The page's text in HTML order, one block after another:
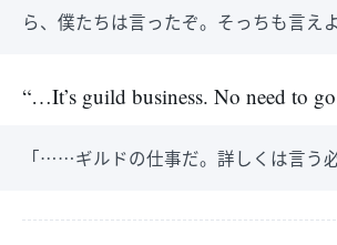
ら、僕たちは言ったぞ。そっちも言えよ
“…It’s guild business. No need to
「……ギルドの仕事だ。詳しくは言う